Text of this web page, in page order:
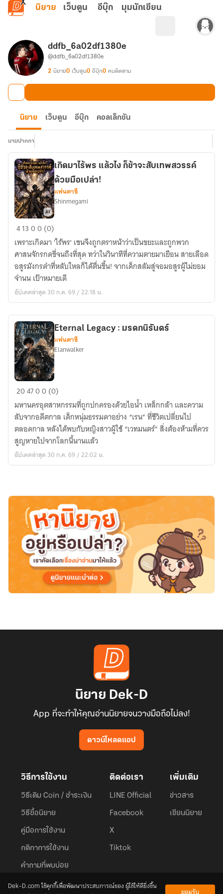
ข้ามไปยังเนื้อหาหลัก
นิยาย เว็บตูน อีบุ๊ก มุมนักเขียน
ddfb_6a02df1380e
@ddfb_6a02df1380e
2 นิยาย0 เว็บตูน0 อีบุ๊ก0 คนติดตาม
นิยาย เว็บตูน อีบุ๊ก คอลเล็กชัน
นามปากกา
เกิด
ไร้
พร
แล้ว
ไง
ก็
จะ
สับ
เทพ
สวรรค์
ด้วย
มือ
เปล่า!
เกิดมาไร้พร แล้วไง ก็ข้าจะสับเทพสวรรค์
ด้วยมือเปล่า!
แฟนตาซี
Shinmegami
41300 (0)
เพราะเกิดมา 'ไร้พร' เชนจึงถูกตราหน้าว่าเป็นขยะและถูกพวก
ศาสนจักรกดขี่จนถึงที่สุด ทว่าในวินาทีที่ความตายมาเยือน สายเลือด
อสูรมังกรดำที่หลับใหลก็ได้ตื่นขึ้น! จากเด็กสลัมสู่จอมอสูรผู้ไม่ยอม
จำนน เป้าหมายเดี
อัปเดตล่าสุด 30 ก.ค. 69 / 22:18 น.
Eternal
:
มรดก
นิ
รัน
ดร์
Eternal Legacy : มรดกนิรันดร์
แฟนตาซี
Elanwalker
204700 (0)
มหานครอุตสาหกรรมที่ถูกปกครองด้วยไอน้ำ เหล็กกล้า และความ
ลับจากอดีตกาล เด็กหนุ่มธรรมดาอย่าง “เรน” ที่ชีวิตเปลี่ยนไป
ตลอดกาล หลังได้พบกับหญิงสาวผู้ใช้ “เวทมนตร์” สิ่งต้องห้ามที่ควร
สูญหายไปจากโลกนี้นานแล้ว
อัปเดตล่าสุด 30 ก.ค. 69 / 22:02 น.
นิยาย Dek-D
App ที่จะทำให้คุณอ่านนิยายจนวางมือถือไม่ลง!
ดาวน์โหลดแอป
วิธีการใช้งาน
วิธีเติม Coin / ชำระเงิน
วิธีซื้อนิยาย
คู่มือการใช้งาน
กติกาการใช้งาน
คำถามที่พบบ่อย
ติดต่อเรา
LINE Official
Facebook
X
Tiktok
เพิ่มเติม
ข่าวสาร
เขียนนิยาย
Dek-D.com ใช้คุกกี้เพื่อพัฒนาประสบการณ์ของ ผู้ใช้ให้ดียิ่งขึ้น